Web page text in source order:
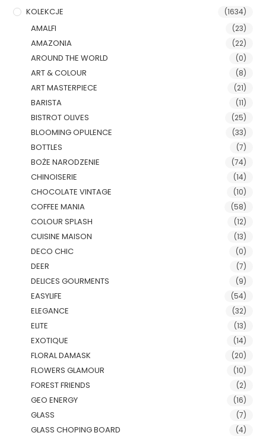
KOLEKCJE (1634)
AMALFI (23)
AMAZONIA (22)
AROUND THE WORLD (0)
ART & COLOUR (8)
ART MASTERPIECE (21)
BARISTA (11)
BISTROT OLIVES (25)
BLOOMING OPULENCE (33)
BOTTLES (7)
BOŻE NARODZENIE (74)
CHINOISERIE (14)
CHOCOLATE VINTAGE (10)
COFFEE MANIA (58)
COLOUR SPLASH (12)
CUISINE MAISON (13)
DECO CHIC (0)
DEER (7)
DELICES GOURMENTS (9)
EASYLIFE (54)
ELEGANCE (32)
ELITE (13)
EXOTIQUE (14)
FLORAL DAMASK (20)
FLOWERS GLAMOUR (10)
FOREST FRIENDS (2)
GEO ENERGY (16)
GLASS (7)
GLASS CHOPING BOARD (4)